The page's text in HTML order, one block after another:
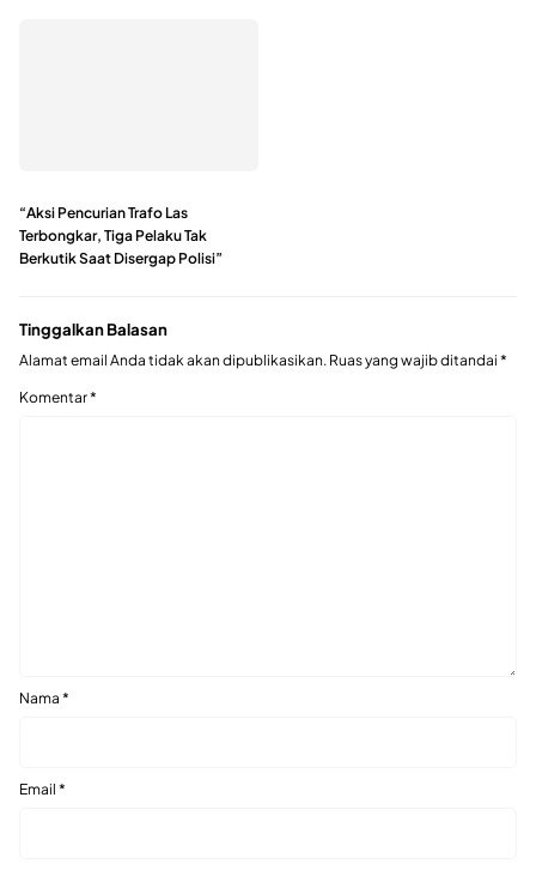
“Aksi Pencurian Trafo Las
Terbongkar, Tiga Pelaku Tak
Berkutik Saat Disergap Polisi”
Tinggalkan Balasan
Alamat email Anda tidak akan dipublikasikan. Ruas yang wajib ditandai *
Komentar*
Nama *
Email *